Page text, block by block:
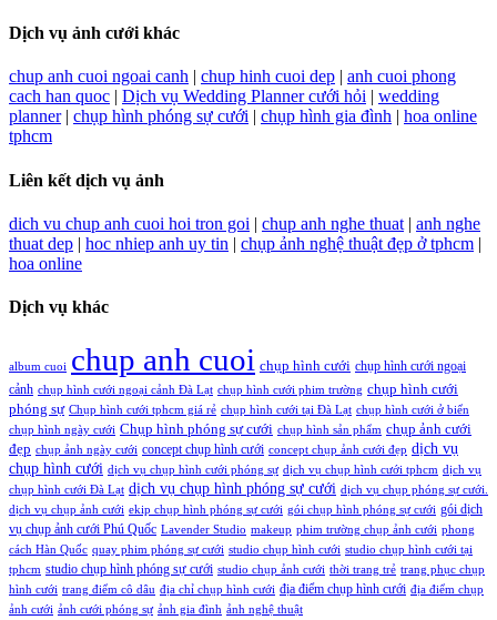
Dịch vụ ảnh cưới khác
chup anh cuoi ngoai canh chup hinh cuoi dep
anh cuoi phong
cach han quoc
Dịch vụ Wedding Planner cưới hỏi
wedding
planner| chụp hình phóng sự cưới chụp hình gia đình
hoa online
tphcm
Liên kết dịch vụ ảnh
dich vu chup anh cuoi hoi tron goi | chup anh nghe thuat | anh nghe
thuat dep | hoc nhiep anh uy tin | chụp ảnh nghệ thuật đẹp ở tphcm |
hoa online
Dịch vụ khác
album cuoi chup anh cuoi chụp hình cưới chụp hình cưới ngoại
cảnh chụp hình cưới ngoại cảnh Đà Lạt chụp hình cưới phim trường chụp hình cưới
phóng sự Chụp hình cưới tphcm giá rẻ chụp hình cưới tại Đà Lạt chụp hình cưới ở biển
chụp hình ngày cưới Chụp hình phóng sự cưới chụp hình sản phẩm chụp ảnh cưới
đẹp chụp ảnh ngày cưới concept chụp hình cưới concept chụp ảnh cưới đẹp dịch vụ
chụp hình cưới dịch vụ chụp hình cưới phóng sự dịch vụ chụp hình cưới tphcm dịch vụ
chụp hình cưới Đà Lạt dịch vụ chụp hình phóng sự cưới dịch vụ chụp phóng sự cưới.
dịch vụ chụp ảnh cưới ekip chụp hình phóng sự cưới gói chụp hình phóng sự cưới gói dịch
vụ chụp ảnh cưới Phú Quốc Lavender Studio makeup phim trường chụp ảnh cưới phong
cách Hàn Quốc quay phim phóng sự cưới studio chụp hình cưới studio chụp hình cưới tại
tphcm studio chụp hình phóng sự cưới studio chụp ảnh cưới thời trang trẻ trang phục chụp
hình cưới trang điểm cô dâu địa chỉ chụp hình cưới địa điểm chụp hình cưới địa điểm chụp
ảnh cưới ảnh cưới phóng sự ảnh gia đình ảnh nghệ thuật